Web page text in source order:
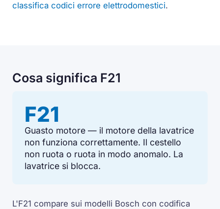
classifica codici errore elettrodomestici.
Cosa significa F21
F21
Guasto motore — il motore della lavatrice
non funziona correttamente. Il cestello
non ruota o ruota in modo anomalo. La
lavatrice si blocca.
L'F21 compare sui modelli Bosch con codifica